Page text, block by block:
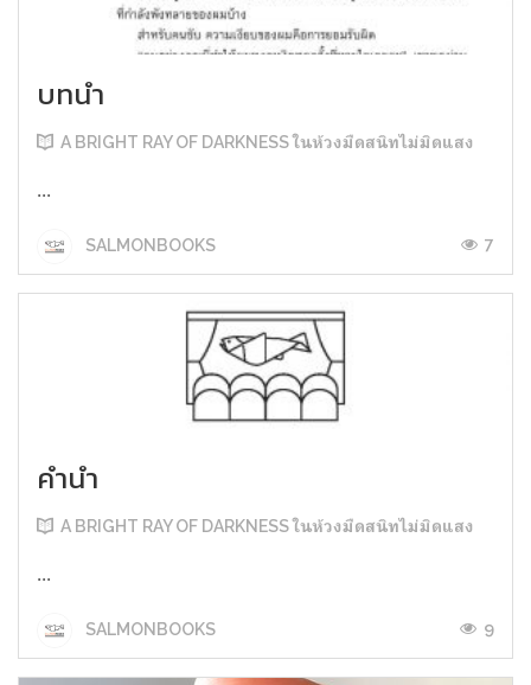
บทนำ
A BRIGHT RAY OF DARKNESS ในห้วงมืดสนิทไม่มิดแสง
...
SALMONBOOKS 7
คำนำ
A BRIGHT RAY OF DARKNESS ในห้วงมืดสนิทไม่มิดแสง
...
SALMONBOOKS 9